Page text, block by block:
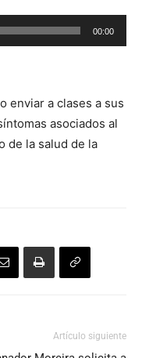
00:00
enviar a clases a sus
asociados al
de la salud de la
Artículo siguiente